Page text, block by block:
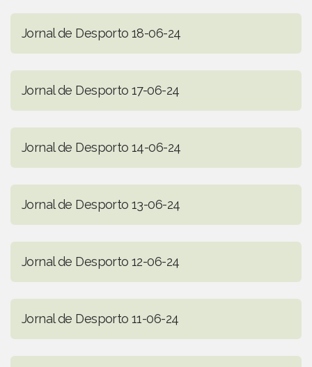
Jornal de Desporto 18-06-24
Jornal de Desporto 17-06-24
Jornal de Desporto 14-06-24
Jornal de Desporto 13-06-24
Jornal de Desporto 12-06-24
Jornal de Desporto 11-06-24